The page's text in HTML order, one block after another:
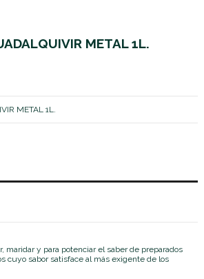
METAL 1L.
METAL 1L.
maridar y para potenciar el saber de preparados
cuyo sabor satisface al más exigente de los